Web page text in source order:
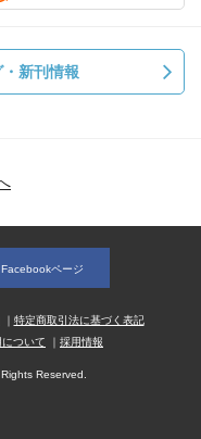
新刊情報
Facebookページ
特定商取引法に基づく表記
ついて 採用情報
Reserved.